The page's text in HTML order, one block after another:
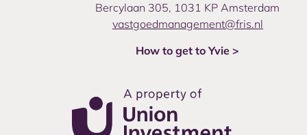
Bercylaan 305, 1031 KP Amsterdam
vastgoedmanagement@fris.nl
How to get to Yvie >